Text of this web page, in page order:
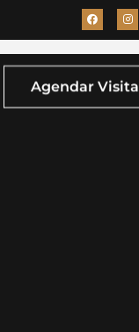
Agendar Visita